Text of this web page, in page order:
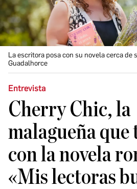
La escritora posa con su novela cerca de
Guadalhorce
Entrevista
Cherry Chic, la
malagueña
con la novela
«Mis lectoras